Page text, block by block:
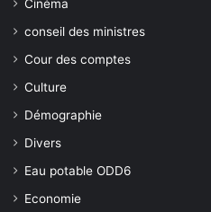
Cinéma
conseil des ministres
Cour des comptes
Culture
Démographie
Divers
Eau potable ODD6
Economie